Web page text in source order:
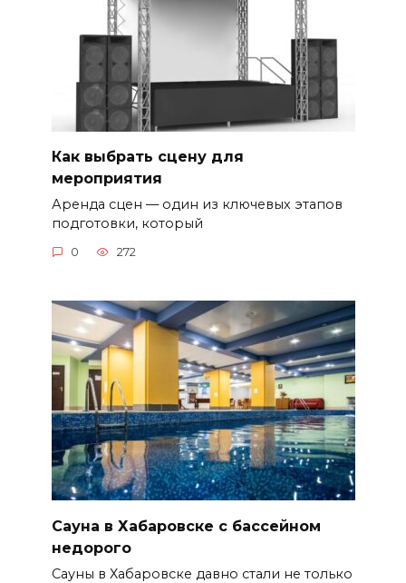
Как выбрать сцену для
мероприятия
Аренда сцен — один из ключевых этапов
подготовки, который
0 272
Сауна в Хабаровске с бассейном
недорого
Сауны в Хабаровске давно стали не только